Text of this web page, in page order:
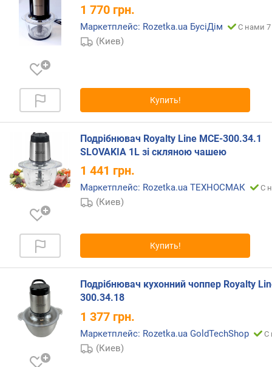
а
ш
а
я
е
л
ь
ч
е
н
я
м
)
о
б
ъ
е
м
е
1 770 грн.
Маркетплейс: Rozetka.ua БусіДім С нами 7
(Киев)
Купить!
Подрібнювач Royalty Line MCE-300.34.1
SLOVAKIA 1L зі скляною чашею
1 441 грн.
Маркетплейс: Rozetka.ua ТЕХНОСМАК С
(Киев)
Купить!
Подрібнювач кухонний чоппер Royalty
300.34.18
1 377 грн.
Маркетплейс: Rozetka.ua GoldTechShop С
(Киев)